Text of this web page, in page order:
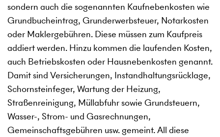
sondern auch die sogenannten Kaufnebenkosten wie
Grundbucheintrag, Grunderwerbsteuer, Notarkosten
oder Maklergebühren. Diese müssen zum Kaufpreis
addiert werden. Hinzu kommen die laufenden Kosten,
auch Betriebskosten oder Hausnebenkosten genannt.
Damit sind Versicherungen, Instandhaltungsrücklage,
Schornsteinfeger, Wartung der Heizung,
Straßenreinigung, Müllabfuhr sowie Grundsteuern,
Wasser-, Strom- und Gasrechnungen,
Gemeinschaftsgebühren usw. gemeint. All diese